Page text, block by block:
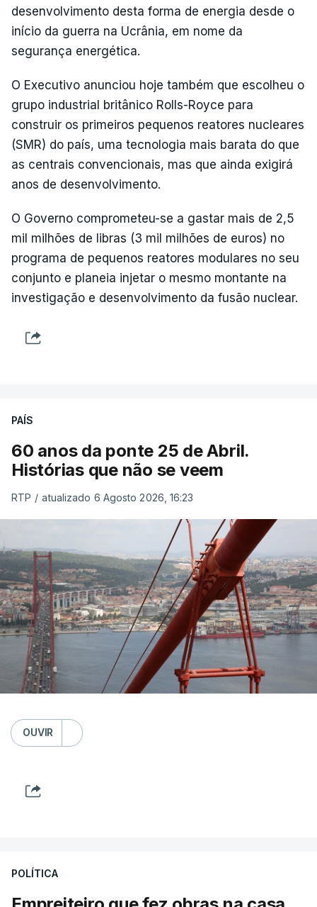
desenvolvimento desta forma de energia desde o
início da guerra na Ucrânia, em nome da
segurança energética.
O Executivo anunciou hoje também que escolheu o
grupo industrial britânico Rolls-Royce para
construir os primeiros pequenos reatores nucleares
(SMR) do país, uma tecnologia mais barata do que
as centrais convencionais, mas que ainda exigirá
anos de desenvolvimento.
O Governo comprometeu-se a gastar mais de 2,5
mil milhões de libras (3 mil milhões de euros) no
programa de pequenos reatores modulares no seu
conjunto e planeia injetar o mesmo montante na
investigação e desenvolvimento da fusão nuclear.
PAÍS
60 anos da ponte 25 de Abril.
Histórias que não se veem
RTP / atualizado 6 Agosto 2026, 16:23
OUVIR
POLÍTICA